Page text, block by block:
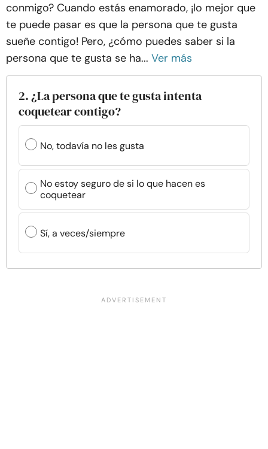
conmigo? Cuando estás enamorado, ¡lo mejor que
te puede pasar es que la persona que te gusta
sueñe contigo! Pero, ¿cómo puedes saber si la
persona que te gusta se ha... Ver más
2. ¿La persona que te gusta intenta
coquetear contigo?
No, todavía no les gusta
No estoy seguro de si lo que hacen es
coquetear
Sí, a veces/siempre